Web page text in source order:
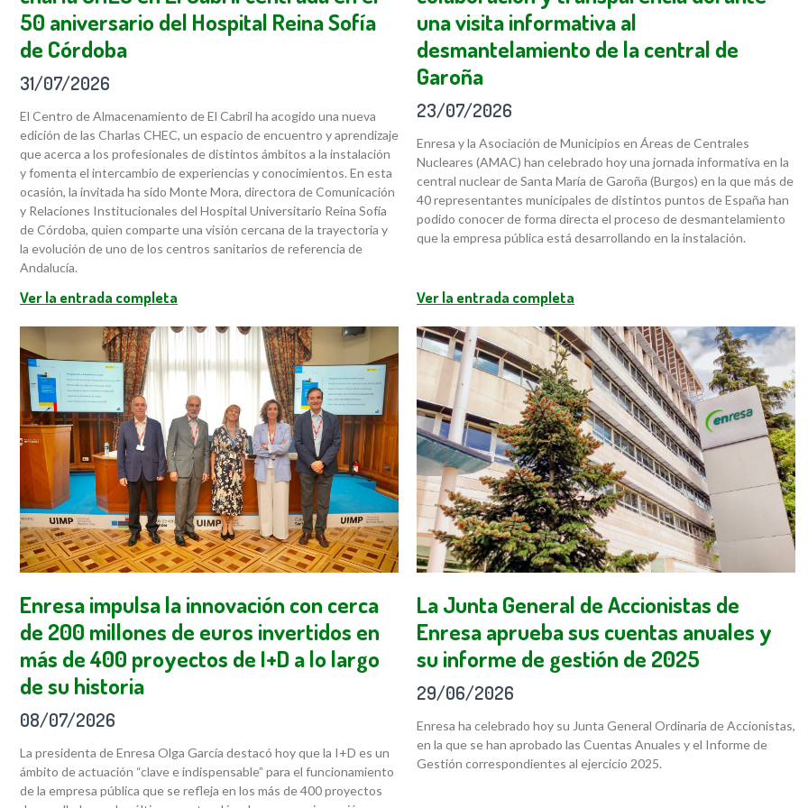
50 aniversario del Hospital Reina Sofía
de Córdoba
31/07/2026
El Centro de Almacenamiento de El Cabril ha acogido una nueva
edición de las Charlas CHEC, un espacio de encuentro y aprendizaje
que acerca a los profesionales de distintos ámbitos a la instalación
y fomenta el intercambio de experiencias y conocimientos. En esta
ocasión, la invitada ha sido Monte Mora, directora de Comunicación
y Relaciones Institucionales del Hospital Universitario Reina Sofía
de Córdoba, quien comparte una visión cercana de la trayectoria y
la evolución de uno de los centros sanitarios de referencia de
Andalucía.
Ver la entrada completa
una visita informativa al
desmantelamiento de la central de
Garoña
23/07/2026
Enresa y la Asociación de Municipios en Áreas de Centrales
Nucleares (AMAC) han celebrado hoy una jornada informativa en la
central nuclear de Santa María de Garoña (Burgos) en la que más de
40 representantes municipales de distintos puntos de España han
podido conocer de forma directa el proceso de desmantelamiento
que la empresa pública está desarrollando en la instalación.
Ver la entrada completa
Enresa impulsa la innovación con cerca
de 200 millones de euros invertidos en
más de 400 proyectos de I+D a lo largo
de su historia
08/07/2026
La presidenta de Enresa Olga García destacó hoy que la I+D es un
ámbito de actuación “clave e indispensable” para el funcionamiento
de la empresa pública que se refleja en los más de 400 proyectos
La Junta General de Accionistas de
Enresa aprueba sus cuentas anuales y
su informe de gestión de 2025
29/06/2026
Enresa ha celebrado hoy su Junta General Ordinaria de Accionistas,
en la que se han aprobado las Cuentas Anuales y el Informe de
Gestión correspondientes al ejercicio 2025.